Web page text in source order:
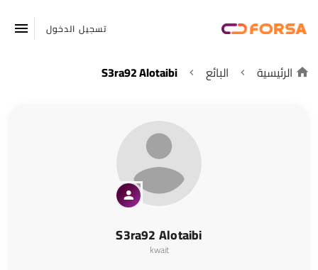
تسجيل الدخول
الرئيسية البائع S3ra92 Alotaibi
S3ra92 Alotaibi
kwait